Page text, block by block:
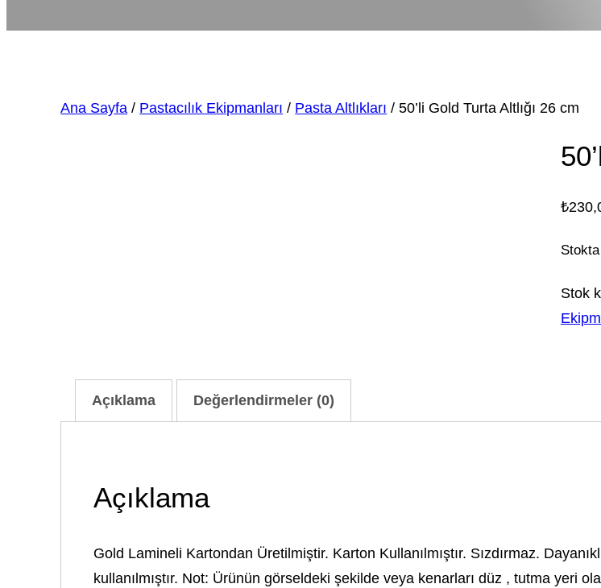
Ana Sayfa / Pastacılık Ekipmanları / Pasta Altlıkları / 50’li Gold Turta Altlığı 26 cm
₺
Stok
Açıklama Değerlendirmeler (0)
Açıklama
Gold Lamineli Kartondan Üretilmiştir. Karton Kullanılmıştır. Sızdırmaz.
kullanılmıştır. Not: Ürünün görseldeki şekilde veya kenarları düz , tutma yeri